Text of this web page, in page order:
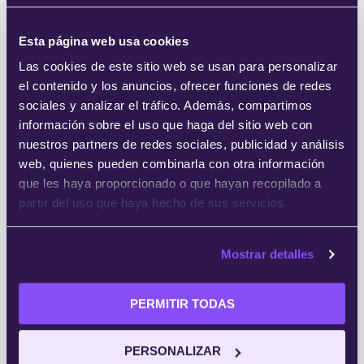
Esta página web usa cookies
Las cookies de este sitio web se usan para personalizar
el contenido y los anuncios, ofrecer funciones de redes
sociales y analizar el tráfico. Además, compartimos
información sobre el uso que haga del sitio web con
nuestros partners de redes sociales, publicidad y análisis
web, quienes pueden combinarla con otra información
que les haya proporcionado o que hayan recopilado a
partir del uso que haya hecho de sus servicios.
Mostrar detalles
PERMITIR TODAS
PERSONALIZAR
Name*
Email*